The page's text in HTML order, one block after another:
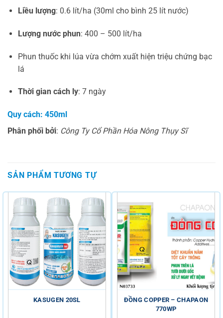
Liều lượng: 0.6 lít/ha (30ml cho bình 25 lít nước)
Lượng nước phun: 400 – 500 lít/ha
Phun thuốc khi lúa vừa chớm xuất hiện triệu chứng bạc
lá
Thời gian cách ly: 7 ngày
Quy cách: 450ml
Phân phối bởi: Công Ty Cổ Phần Hóa Nông Thụy Sĩ
SẢN PHẨM TƯƠNG TỰ
KASUGEN 20SL
ĐỒNG COPPER – CHAPAON
770WP